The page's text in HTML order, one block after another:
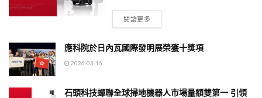
閱讀更多
應科院於日內瓦國際發明展榮獲十獎項
2026-03-16
石頭科技蟬聯全球掃地機器人市場量額雙第一 引領